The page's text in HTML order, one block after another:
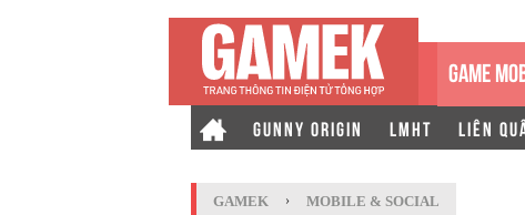
GAME
GUNNY ORIGIN LMHT LIÊN
GAMEK › MOBILE & SOCIAL